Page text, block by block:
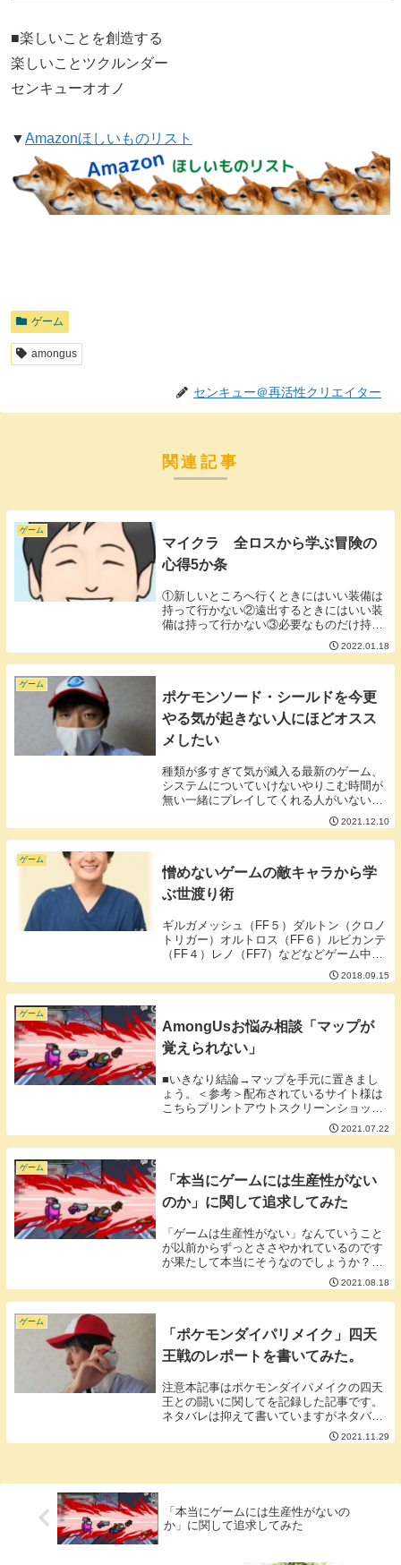
■楽しいことを創造する
楽しいことツクルンダー
センキューオオノ
▼Amazonほしいものリスト
ゲーム
amongus
センキュー＠再活性クリエイター
関連記事
ゲーム
マイクラ 全ロスから学ぶ冒険の
心得5か条
①新しいところへ行くときにはいい装備は
持って行かない②遠出するときにはいい装
備は持って行かない③必要なものだけ持っ
ていく④収穫があったら無理せず引き返す
⑤疲れてるときはやらない■①新しいとこ
ろへ行くときにはいい装備は持って行かな
2022.01.18
ゲーム
ポケモンソード・シールドを今更
やる気が起きない人にほどオスス
メしたい
種類が多すぎて気が滅入る最新のゲーム、
システムについていけないやりこむ時間が
無い一緒にプレイしてくれる人がいないだ
から今更ポケモンなんてやる気起きない
よ。こんな人にこそポケモンソード・シー
ルドはおススメです。1つずつ解説してい
2021.12.10
ゲーム
憎めないゲームの敵キャラから学
ぶ世渡り術
ギルガメッシュ（FF５）ダルトン（クロノ
トリガー）オルトロス（FF６）ルビカンテ
（FF４）レノ（FF7）などなどゲーム中に
は敵なんだけど紳士だったり、なんかコミ
カルだったりするキャラクターが登場しま
す。「敵なのに憎めないキャラ」ゲームに
2018.09.15
ゲーム
AmongUsお悩み相談「マップが
覚えられない」
■いきなり結論→マップを手元に置きまし
ょう。＜参考＞配布されているサイト様は
こちらプリントアウトスクリーンショット
などなどをして手元に用意しましょう。セ
ンキューが今ハマっているゲーム
「AmongUs」とても面白いのですが始め
2021.07.22
ゲーム
「本当にゲームには生産性がない
のか」に関して追求してみた
「ゲームは生産性がない」なんていうこと
が以前からずっとささやかれているのです
が果たして本当にそうなのでしょうか？と
いうことについて私はしばしば研究してい
ます。今日もゲームの生産性に関してお話
ししたいと思います。情報交換は対等な立
2021.08.18
ゲーム
「ポケモンダイパリメイク」四天
王戦のレポートを書いてみた。
注意本記事はポケモンダイパメイクの四天
王との闘いに関してを記録した記事です。
ネタバレは抑えて書いていますがネタバレ
ゼロではありません。ネタバレを嫌う方は
ブラウザの戻るボタンを押してください。-
2021.11.29
「本当にゲームには生産性がないの
か」に関して追求してみた